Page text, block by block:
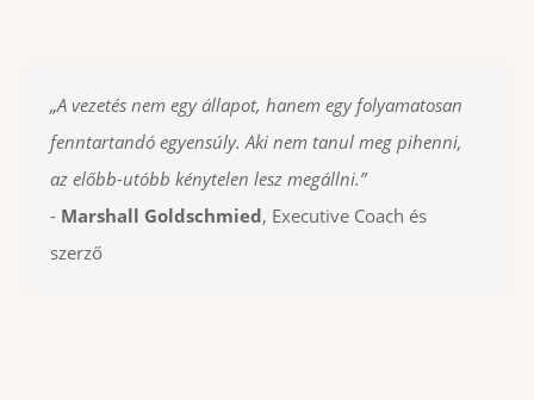
„A vezetés nem egy állapot, hanem egy folyamatosan
fenntartandó egyensúly. Aki nem tanul meg pihenni,
az előbb-utóbb kénytelen lesz megállni.”
- Marshall Goldschmied, Executive Coach és
szerző